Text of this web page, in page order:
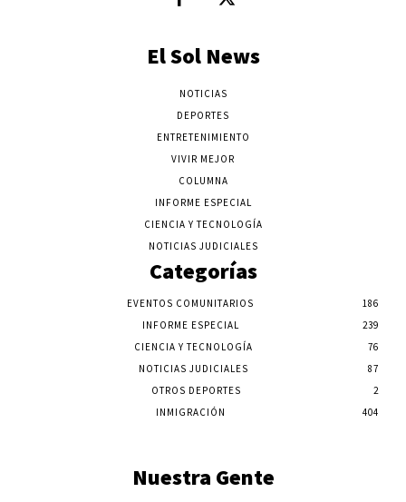
El Sol News
NOTICIAS
DEPORTES
ENTRETENIMIENTO
VIVIR MEJOR
COLUMNA
INFORME ESPECIAL
CIENCIA Y TECNOLOGÍA
NOTICIAS JUDICIALES
Categorías
EVENTOS COMUNITARIOS
186
INFORME ESPECIAL
239
CIENCIA Y TECNOLOGÍA
76
NOTICIAS JUDICIALES
87
OTROS DEPORTES
2
INMIGRACIÓN
404
Nuestra Gente